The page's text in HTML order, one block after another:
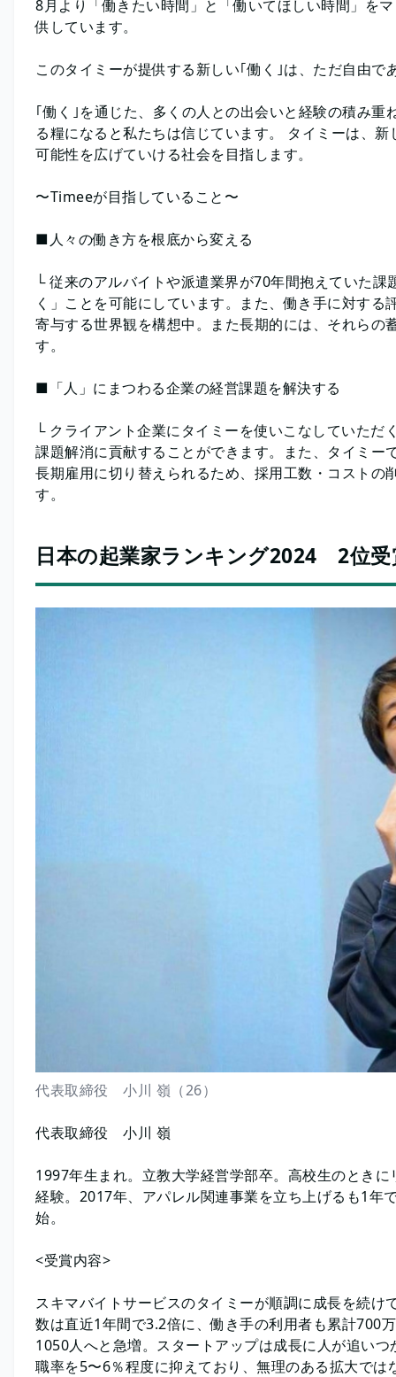
8月より「働きたい時間」と「働いてほしい時間」を
供しています。
このタイミーが提供する新しい｢働く｣は、ただ自由で
｢働く｣を通じた、多くの人との出会いと経験の積み
る糧になると私たちは信じています。 タイミーは、
可能性を広げていける社会を目指します。
〜Timeeが目指していること〜
■人々の働き方を根底から変える
└ 従来のアルバイトや派遣業界が70年間抱えていた
く」ことを可能にしています。また、働き手に対す
寄与する世界観を構想中。また長期的には、それら
す。
■「人」にまつわる企業の経営課題を解決する
└ クライアント企業にタイミーを使いこなしていた
課題解消に貢献することができます。また、タイミ
長期雇用に切り替えられるため、採用工数・コスト
す。
日本の起業家ランキング2024 2位受
代表取締役 小川 嶺（26）
代表取締役 小川 嶺
1997年生まれ。立教大学経営学部卒。高校生のとき
経験。2017年、アパレル関連事業を立ち上げるも1年
始。
<受賞内容>
スキマバイトサービスのタイミーが順調に成長を続
数は直近1年間で3.2倍に、働き手の利用者も累計700
1050人へと急増。スタートアップは成長に人が追い
職率を5〜6％程度に抑えており、無理のある拡大では